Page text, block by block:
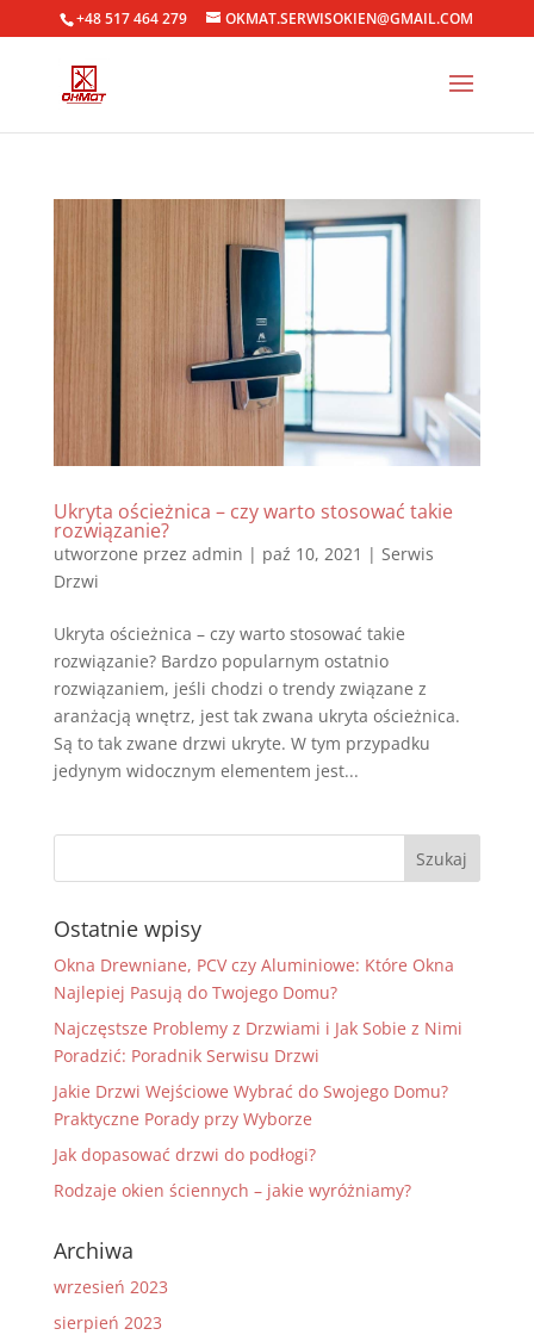
+48 517 464 279 OKMAT.SERWISOKIEN@GMAIL.COM
Ukryta ościeżnica – czy warto stosować takie
rozwiązanie?
utworzone przez admin | paź 10, 2021 | Serwis
Drzwi
Ukryta ościeżnica – czy warto stosować takie
rozwiązanie? Bardzo popularnym ostatnio
rozwiązaniem, jeśli chodzi o trendy związane z
aranżacją wnętrz, jest tak zwana ukryta ościeżnica.
Są to tak zwane drzwi ukryte. W tym przypadku
jedynym widocznym elementem jest...
Ostatnie wpisy
Okna Drewniane, PCV czy Aluminiowe: Które Okna
Najlepiej Pasują do Twojego Domu?
Najczęstsze Problemy z Drzwiami i Jak Sobie z Nimi
Poradzić: Poradnik Serwisu Drzwi
Jakie Drzwi Wejściowe Wybrać do Swojego Domu?
Praktyczne Porady przy Wyborze
Jak dopasować drzwi do podłogi?
Rodzaje okien ściennych – jakie wyróżniamy?
Archiwa
wrzesień 2023
sierpień 2023